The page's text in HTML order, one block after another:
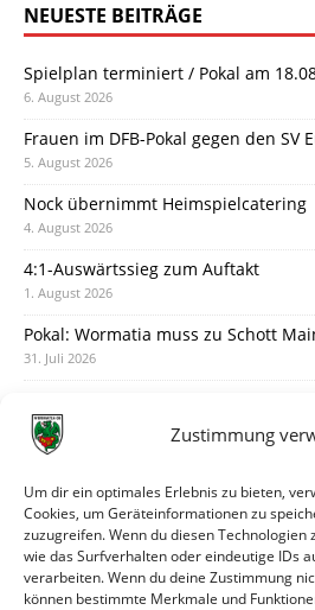
Zustimmung
Um dir ein optimales Erlebnis zu bieten,
Cookies, um Geräteinformationen zu
zuzugreifen. Wenn du diesen
wie das Surfverhalten oder eindeutige IDs
verarbeiten. Wenn du deine Zustimmung
können bestimmte Merkmale und
NEUESTE BEITRÄGE
Spielplan terminiert / Pokal am
6. August 2026
Frauen im DFB-Pokal gegen den SV
5. August 2026
Nock übernimmt Heimspielcatering
4. August 2026
4:1-Auswärtssieg zum Auftakt
1. August 2026
Pokal: Wormatia muss zu Schott
31. Juli 2026
30. Juli 2026
28. Juli 2026
Neuer Rückensponsor
28. Juli 2026
Neue Podcast-Folge: So tickt Björn!